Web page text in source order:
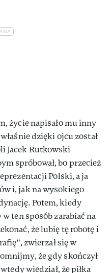
życie napisało mu inny
dzięki ojcu został
Jacek Rutkowski
spróbował, bo przecież
Polski, a ja
i, jak na wysokiego
Potem, kiedy
w ten sposób zarabiać na
że lubię tę robotę i
zwierzał się w
że gdy skończył
wiedział, że piłka